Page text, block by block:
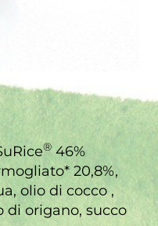
® 46%
20,8%,
olio di cocco ,
di origano, succo